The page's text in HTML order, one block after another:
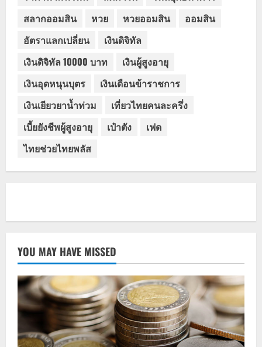
สลากออมสิน
หวย หวยออมสิน
ออมสิน
อัตราแลกเปลี่ยน
เงินดิจิทัล
เงินดิจิทัล 10000 บาท
เงินผู้สูงอายุ
เงินอุดหนุนบุตร
เงินเดือนข้าราชการ
เงินเยียวยาน้ำท่วม
เที่ยวไทยคนละครึ่ง
เบี้ยยังชีพผู้สูงอายุ
เป๋าตัง
เฟด
ไทยช่วยไทยพลัส
YOU MAY HAVE MISSED